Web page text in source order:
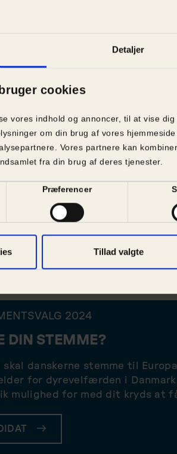
Detaljer
cookies
vores indhold og annoncer, til at vise
om din brug af vores
Vores partnere kan
fra din brug af deres tjenester.
Præferencer
Tillad valgte
om søerne i svineproduktion,
Om turbokyllingerne, som er
i Dyrenes Beskyttelse, at
stærke repræsentanter i EU-
en af de 40 danske kandidater
2024
DIN STEMME?
skal danskerne stemme til
for dyrevelfærden i
mulighed for med dit kryds at